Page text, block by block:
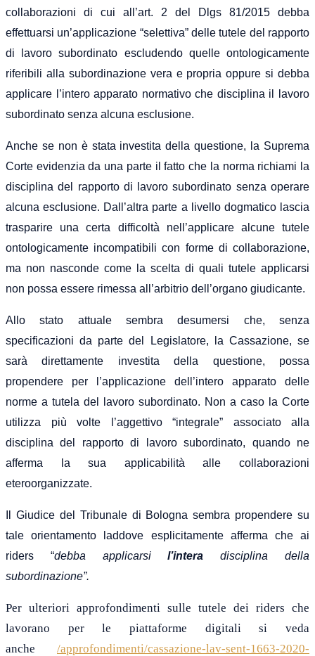
collaborazioni di cui all’art. 2 del Dlgs 81/2015 debba
effettuarsi un’applicazione “selettiva” delle tutele del rapporto
di lavoro subordinato escludendo quelle ontologicamente
riferibili alla subordinazione vera e propria oppure si debba
applicare l’intero apparato normativo che disciplina il lavoro
subordinato senza alcuna esclusione.
Anche se non è stata investita della questione, la Suprema
Corte evidenzia da una parte il fatto che la norma richiami la
disciplina del rapporto di lavoro subordinato senza operare
alcuna esclusione. Dall’altra parte a livello dogmatico lascia
trasparire una certa difficoltà nell’applicare alcune tutele
ontologicamente incompatibili con forme di collaborazione,
ma non nasconde come la scelta di quali tutele applicarsi
non possa essere rimessa all’arbitrio dell’organo giudicante.
Allo stato attuale sembra desumersi che, senza
specificazioni da parte del Legislatore, la Cassazione, se
sarà direttamente investita della questione, possa
propendere per l’applicazione dell’intero apparato delle
norme a tutela del lavoro subordinato. Non a caso la Corte
utilizza più volte l’aggettivo “integrale” associato alla
disciplina del rapporto di lavoro subordinato, quando ne
afferma la sua applicabilità alle collaborazioni
eteroorganizzate.
Il Giudice del Tribunale di Bologna sembra propendere su
tale orientamento laddove esplicitamente afferma che ai
riders “debba applicarsil’intera disciplina della
subordinazione”.
Per ulteriori approfondimenti sulle tutele dei riders che
lavorano per le piattaforme digitali si veda
anche /approfondimenti/cassazione-lav-sent-1663-2020-